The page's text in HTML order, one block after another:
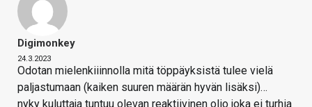
Digimonkey
24.3.2023
Odotan mielenkiiinnolla mitä töppäyksistä tulee vielä
paljastumaan (kaiken suuren määrän hyvän lisäksi)…
nyky kuluttaja tuntuu olevan reaktiivinen olio joka ei turhia